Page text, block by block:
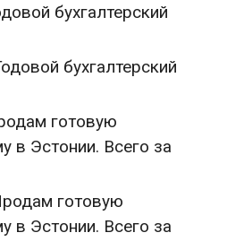
бухгалтерский
бухгалтерский
готовую
в Эстонии. Всего за
готовую
в Эстонии. Всего за